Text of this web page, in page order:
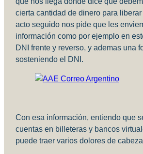
cierta cantidad de dinero para
acto seguido nos pide que les
información como por ejemplo en
DNI frente y reverso, y ademas una
sosteniendo el DNI.
Con esa información, entiendo que
cuentas en billeteras y bancos
puede traer varios dolores de